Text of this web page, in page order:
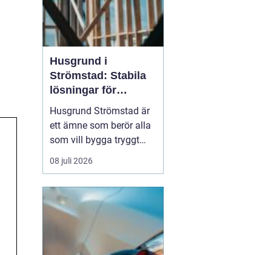
Husgrund i
Strömstad: Stabila
lösningar för
boende vid kusten
Husgrund Strömstad är
ett ämne som berör alla
som vill bygga tryggt
och långsiktigt nära
havet. Närheten till
och bergig terräng ställer
höga krav på både p...
08 juli 2026